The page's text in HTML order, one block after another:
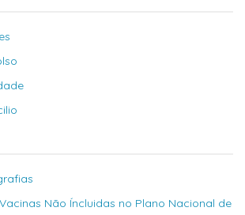
Não Íncluidas no Plano Nacional de